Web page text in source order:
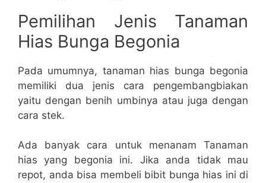
Pemilihan Jenis Tanaman
Hias Bunga Begonia
Pada umumnya, tanaman hias bunga begonia
memiliki dua jenis cara pengembangbiakan
yaitu dengan benih umbinya atau juga dengan
cara stek.
Ada banyak cara untuk menanam Tanaman
hias yang begonia ini. Jika anda tidak mau
repot, anda bisa membeli bibit bunga hias ini di